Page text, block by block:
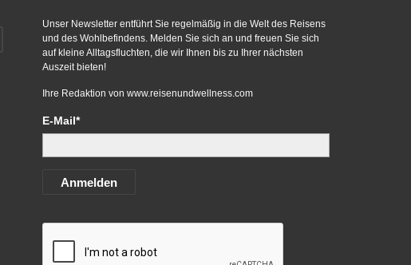
Unser Newsletter entführt Sie regelmäßig in die Welt des Reisens
und des Wohlbefindens. Melden Sie sich an und freuen Sie sich
auf kleine Alltagsfluchten, die wir Ihnen bis zu Ihrer nächsten
Auszeit bieten!
Ihre Redaktion von www.reisenundwellness.com
E-Mail*
Anmelden